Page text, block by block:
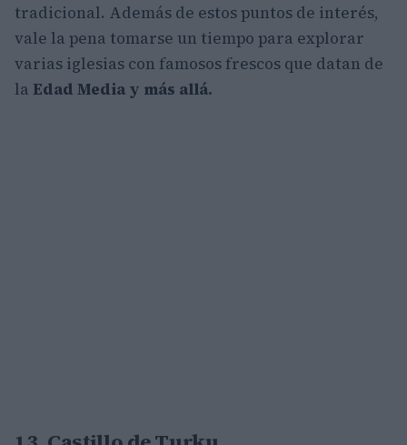
tradicional. Además de estos puntos de interés,
vale la pena tomarse un tiempo para explorar
varias iglesias con famosos frescos que datan de
la Edad Media y más allá.